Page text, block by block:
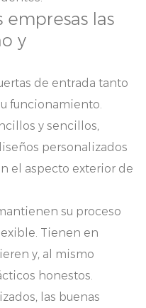
empresas las
y
de entrada tanto
funcionamiento.
y sencillos,
personalizados
el aspecto exterior de
su proceso
Tienen en
y, al mismo
honestos.
las buenas